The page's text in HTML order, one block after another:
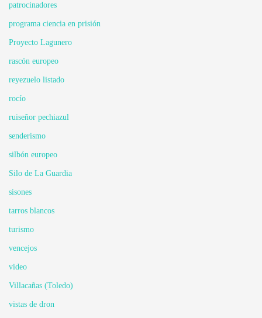
patrocinadores
programa ciencia en prisión
Proyecto Lagunero
rascón europeo
reyezuelo listado
rocío
ruiseñor pechiazul
senderismo
silbón europeo
Silo de La Guardia
sisones
tarros blancos
turismo
vencejos
video
Villacañas (Toledo)
vistas de dron